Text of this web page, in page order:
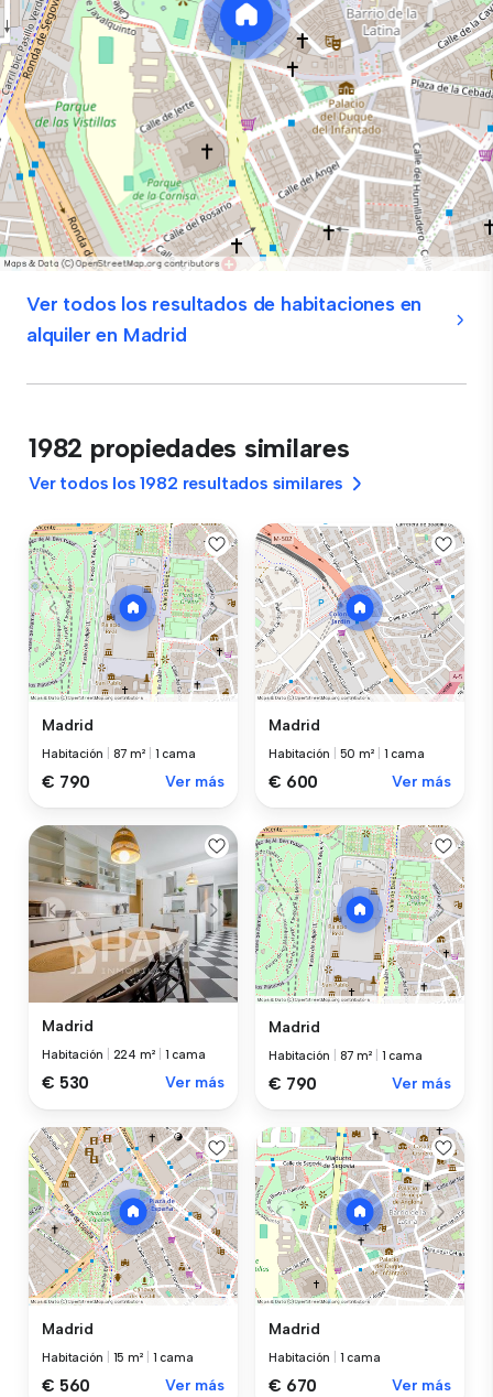
Ver todos los resultados de habitaciones en
alquiler en Madrid
1982 propiedades similares
Ver todos los 1982 resultados similares
Madrid
Habitación 87 m² 1 cama
€ 790 Ver más
Madrid
Habitación 50 m² 1 cama
€ 600 Ver más
Madrid
Habitación 224 m² 1 cama
€ 530 Ver más
Madrid
Habitación 87 m² 1 cama
€ 790 Ver más
Madrid
Habitación 15 m² 1 cama
€ 560 Ver más
Madrid
Habitación 1 cama
€ 670 Ver más